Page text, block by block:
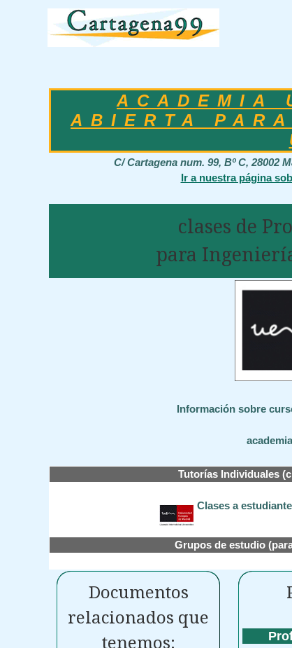
ACADEMIA
ABIERTA
C/ Cartagena num. 99, Bº C, 28002
Ir a nuestra página
clases de
para
Información sobre
Tutorías Individuales
Clases a
Grupos de estudio
Documentos
relacionados que
tenemos: